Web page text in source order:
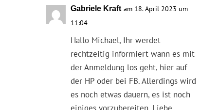
Gabriele Kraft am 18. April 2023 um
11:04
Hallo Michael, Ihr werdet
rechtzeitig informiert wann es mit
der Anmeldung los geht, hier auf
der HP oder bei FB. Allerdings wird
es noch etwas dauern, es ist noch